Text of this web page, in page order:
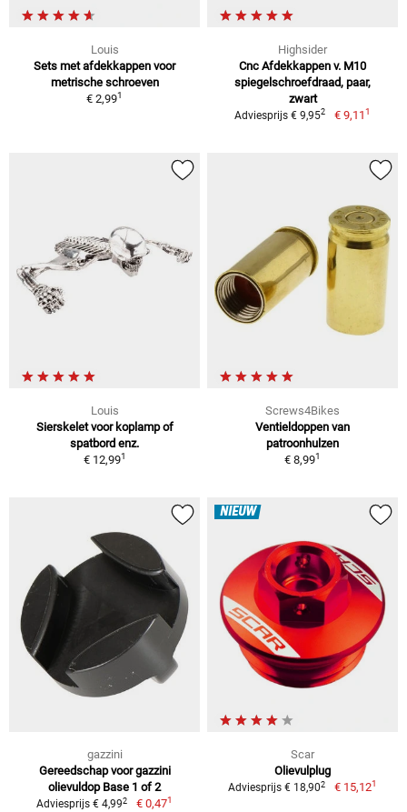
Louis
Sets met afdekkappen voor
metrische schroeven
€ 2,991
Highsider
Cnc Afdekkappen v. M10
spiegelschroefdraad, paar,
zwart
Adviesprijs € 9,952 € 9,111
Louis
Sierskelet voor koplamp of
spatbord enz.
€ 12,991
Screws4Bikes
Ventieldoppen van
patroonhulzen
€ 8,991
gazzini
Gereedschap voor gazzini
olievuldop Base 1 of 2
Adviesprijs € 4,992 € 0,471
NIEUW
Scar
Olievulplug
Adviesprijs € 18,902 € 15,121